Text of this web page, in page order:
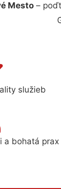
Mesto–
služieb
a bohatá prax